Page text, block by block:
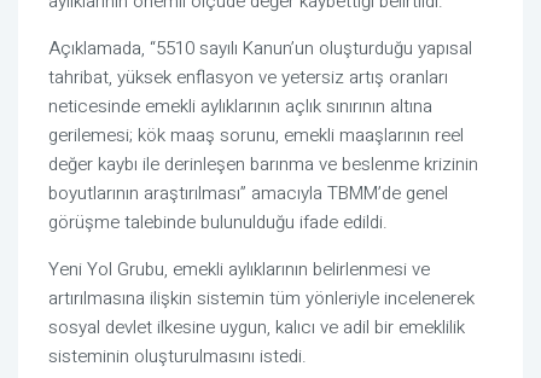
Açıklamada, “5510 sayılı Kanun’un oluşturduğu yapısal
tahribat, yüksek enflasyon ve yetersiz artış oranları
neticesinde emekli aylıklarının açlık sınırının altına
gerilemesi; kök maaş sorunu, emekli maaşlarının reel
değer kaybı ile derinleşen barınma ve beslenme krizinin
boyutlarının araştırılması” amacıyla TBMM’de genel
görüşme talebinde bulunulduğu ifade edildi.
Yeni Yol Grubu, emekli aylıklarının belirlenmesi ve
artırılmasına ilişkin sistemin tüm yönleriyle incelenerek
sosyal devlet ilkesine uygun, kalıcı ve adil bir emeklilik
sisteminin oluşturulmasını istedi.